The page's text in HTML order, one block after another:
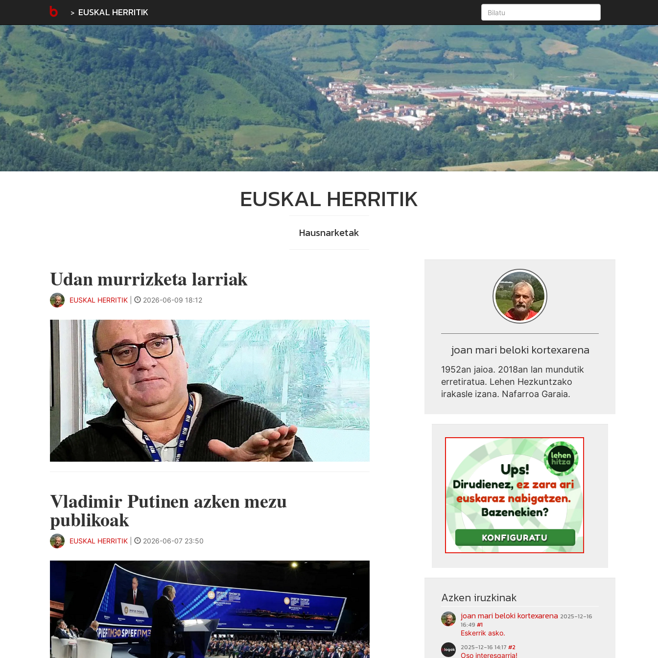
EUSKAL HERRITIK
EUSKAL HERRITIK
Hausnarketak
Udan murrizketa larriak
EUSKAL HERRITIK 2026-06-09 18:12
Vladimir Putinen azken mezu
publikoak
EUSKAL HERRITIK 2026-06-07 23:50
joan mari beloki kortexarena
1952an jaioa. 2018an lan mundutik
erretiratua. Lehen Hezkuntzako
irakasle izana. Nafarroa Garaia.
Azken iruzkinak
joan mari beloki kortexarena 2025-12-16
16:49 #1
Eskerrik asko.
2025-12-16 14:17 #2
Oso interesgarria!